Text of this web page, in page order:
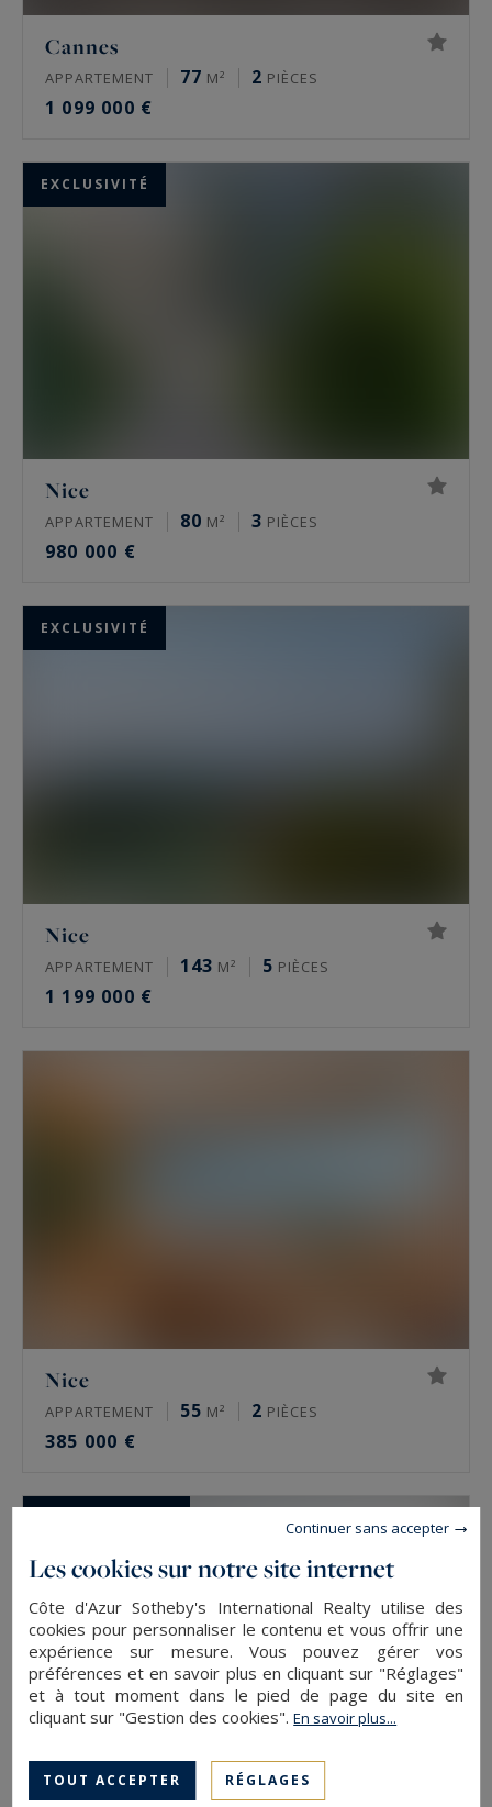
Cannes
APPARTEMENT 77 M² 2 PIÈCES
1 099 000 €
EXCLUSIVITÉ
Nice
APPARTEMENT 80 M² 3 PIÈCES
980 000 €
EXCLUSIVITÉ
Nice
APPARTEMENT 143 M² 5 PIÈCES
1 199 000 €
Nice
APPARTEMENT 55 M² 2 PIÈCES
385 000 €
Les cookies sur notre site internet
Côte d'Azur Sotheby's International Realty utilise des
cookies pour personnaliser le contenu et vous offrir une
expérience sur mesure. Vous pouvez gérer vos
préférences et en savoir plus en cliquant sur "Réglages"
et à tout moment dans le pied de page du site en
cliquant sur "Gestion des cookies".En savoir plus...
TOUT ACCEPTER RÉGLAGES
Continuer sans accepter